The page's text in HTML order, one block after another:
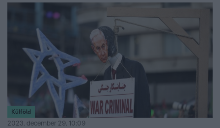
Külföld
2023. december 29. 10:09